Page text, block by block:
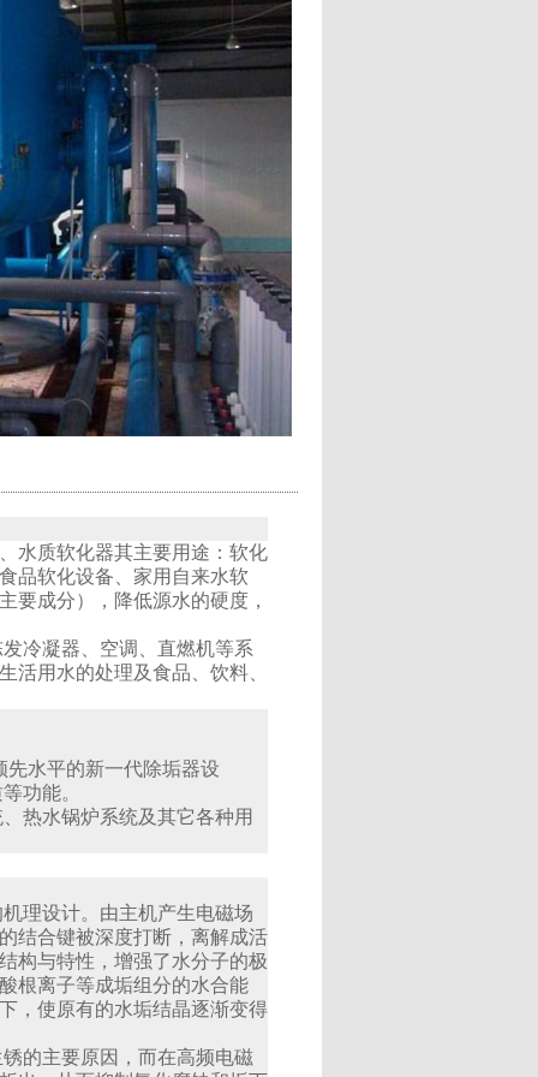
水质软化器其主要用途：软化
品软化设备、家用自来水软
要成分），降低源水的硬度，
冷凝器、空调、直燃机等系
活用水的处理及食品、饮料、
水平的新一代除垢器设
功能。
热水锅炉系统及其它各种用
理设计。由主机产生电磁场
结合键被深度打断，离解成活
构与特性，增强了水分子的极
根离子等成垢组分的水合能
，使原有的水垢结晶逐渐变得
的主要原因，而在高频电磁